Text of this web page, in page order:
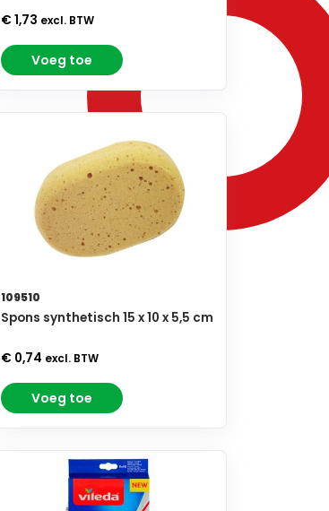
€ 1,73 excl. BTW
Voeg toe
109510
Spons synthetisch 15 x 10 x 5,5 cm
€ 0,74 excl. BTW
Voeg toe